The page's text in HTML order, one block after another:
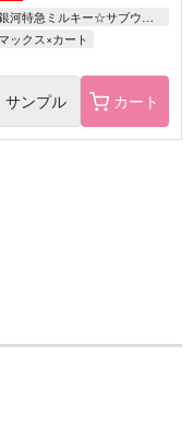
銀河特急ミルキー☆サブウェイ
マックス×カート
サンプル カート